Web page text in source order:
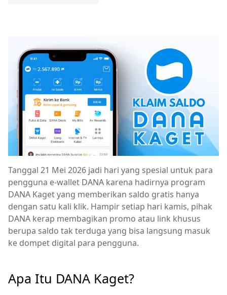
Tanggal 21 Mei 2026 jadi hari yang spesial untuk para
pengguna e‑wallet DANA karena hadirnya program
DANA Kaget yang memberikan saldo gratis hanya
dengan satu kali klik. Hampir setiap hari kamis, pihak
DANA kerap membagikan promo atau link khusus
berupa saldo tak terduga yang bisa langsung masuk
ke dompet digital para pengguna.
Apa Itu DANA Kaget?